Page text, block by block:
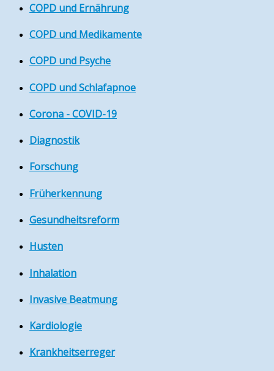
COPD und Ernährung
COPD und Medikamente
COPD und Psyche
COPD und Schlafapnoe
Corona - COVID-19
Diagnostik
Forschung
Früherkennung
Gesundheitsreform
Husten
Inhalation
Invasive Beatmung
Kardiologie
Krankheitserreger